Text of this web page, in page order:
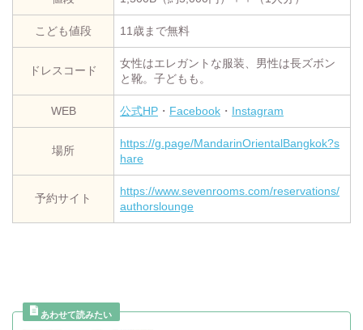
こども値段 11歳まで無料
ドレスコード
女性はエレガントな服装、男性は長ズボン
と靴。子どもも。
WEB 公式HP ・ Facebook ・ Instagram
場所
https://g.page/MandarinOrientalBangkok?s
hare
予約サイト
https://www.sevenrooms.com/reservations/
authorslounge